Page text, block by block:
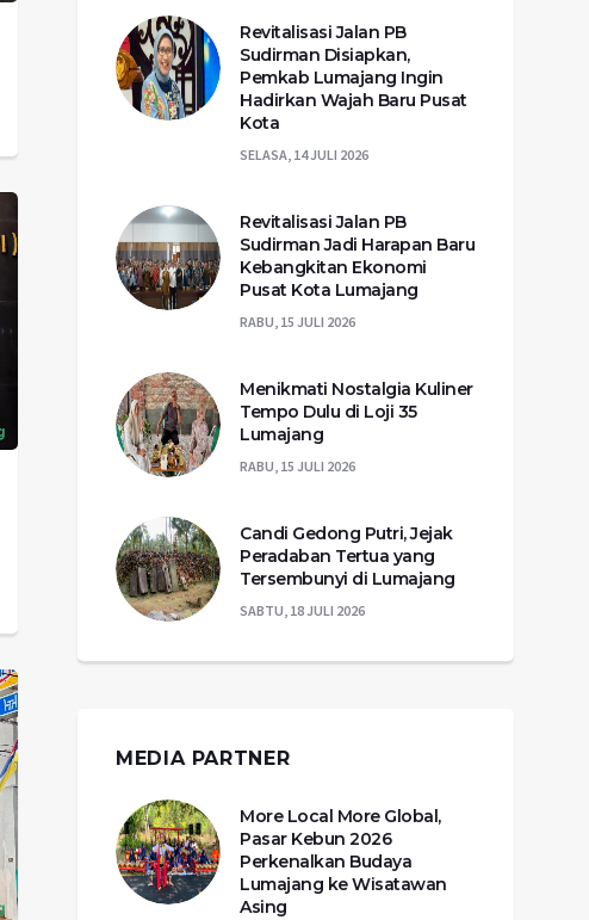
Revitalisasi Jalan PB
Sudirman Disiapkan,
Pemkab Lumajang Ingin
Hadirkan Wajah Baru Pusat
Kota
SELASA, 14 JULI 2026
Revitalisasi Jalan PB
Sudirman Jadi Harapan Baru
Kebangkitan Ekonomi
Pusat Kota Lumajang
RABU, 15 JULI 2026
Menikmati Nostalgia Kuliner
Tempo Dulu di Loji 35
Lumajang
RABU, 15 JULI 2026
Candi Gedong Putri, Jejak
Peradaban Tertua yang
Tersembunyi di Lumajang
SABTU, 18 JULI 2026
MEDIA PARTNER
More Local More Global,
Pasar Kebun 2026
Perkenalkan Budaya
Lumajang ke Wisatawan
Asing